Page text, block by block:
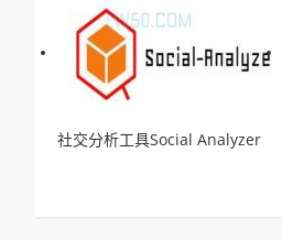
社交分析工具Social Analyzer